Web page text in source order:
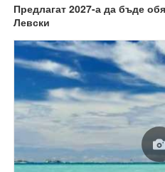
Предлагат 2027-а да бъде
Левски